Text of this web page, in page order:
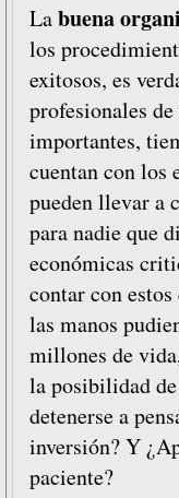
Labuena
los
exitosos, es
profesionales
importantes,
cuentan con los
pueden llevar a
para nadie que
económicas
contar con
las manos
millones de
la posibilidad
detenerse a
inversión? Y
paciente?